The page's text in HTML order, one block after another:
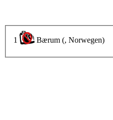
1 Bærum (, Norwegen)